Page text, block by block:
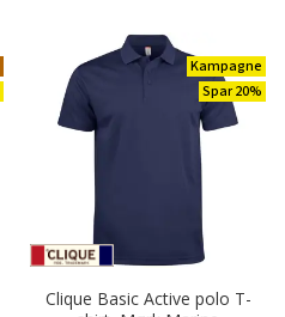
Kampagne
Spar 20%
Clique Basic Active polo T-